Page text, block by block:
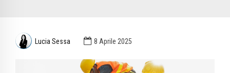
Lucia Sessa 8 Aprile 2025